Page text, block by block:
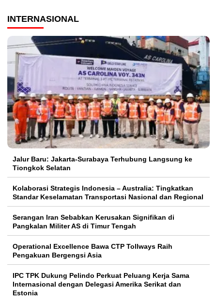
INTERNASIONAL
Jalur Baru: Jakarta-Surabaya Terhubung Langsung ke
Tiongkok Selatan
Kolaborasi Strategis Indonesia – Australia: Tingkatkan
Standar Keselamatan Transportasi Nasional dan Regional
Serangan Iran Sebabkan Kerusakan Signifikan di
Pangkalan Militer AS di Timur Tengah
Operational Excellence Bawa CTP Tollways Raih
Pengakuan Bergengsi Asia
IPC TPK Dukung Pelindo Perkuat Peluang Kerja Sama
Internasional dengan Delegasi Amerika Serikat dan
Estonia